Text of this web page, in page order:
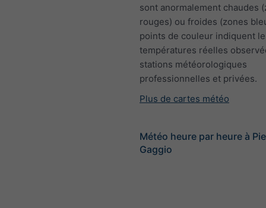
sont anormalement chaudes
rouges) ou froides (zones
points de couleur indiquent
températures réelles
stations météorologiques
professionnelles et privées.
Plus de cartes météo
Météo heure par heure à
Gaggio